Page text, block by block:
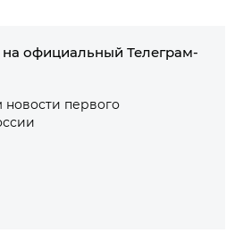
официальный Телеграм-
первого